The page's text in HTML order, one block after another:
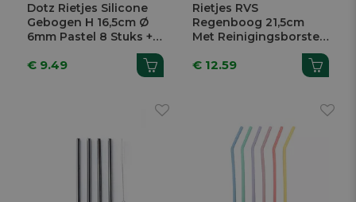
Dotz Rietjes Silicone
Gebogen H 16,5cm Ø
6mm Pastel 8 Stuks +
€ 9.49
Rietjes RVS
Regenboog 21,5cm
Met Reinigingsborstel
€ 12.59